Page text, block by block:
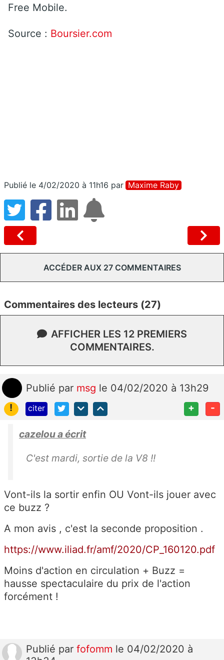
Free Mobile.
Source : Boursier.com
Publié le 4/02/2020 à 11h16 par Maxime Raby
ACCÉDER AUX 27 COMMENTAIRES
Commentaires des lecteurs (27)
AFFICHER LES 12 PREMIERS
COMMENTAIRES.
Publié par msg le 04/02/2020 à 13h29
!
citer + -
cazelou a écrit
C'est mardi, sortie de la V8 !!
Vont-ils la sortir enfin OU Vont-ils jouer avec
ce buzz ?
A mon avis , c'est la seconde proposition .
https://www.iliad.fr/amf/2020/CP_160120.pdf
Moins d'action en circulation + Buzz =
hausse spectaculaire du prix de l'action
forcément !
Publié par fofomm le 04/02/2020 à